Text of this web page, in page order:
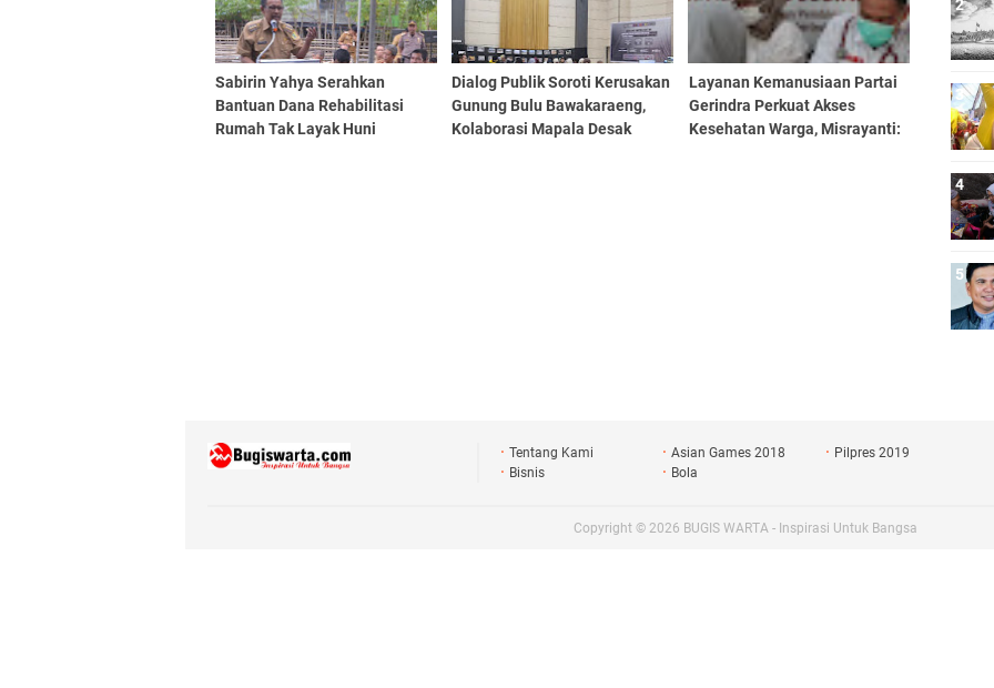
Sabirin Yahya Serahkan
Bantuan Dana Rehabilitasi
Rumah Tak Layak Huni
Dialog Publik Soroti Kerusakan
Gunung Bulu Bawakaraeng,
Kolaborasi Mapala Desak
Layanan Kemanusiaan Partai
Gerindra Perkuat Akses
Kesehatan Warga, Misrayanti:
Tentang Kami Asian Games 2018
Pilpres 2019
Bisnis
Bola
Copyright © 2026 BUGIS WARTA - Inspirasi Untuk Bangsa